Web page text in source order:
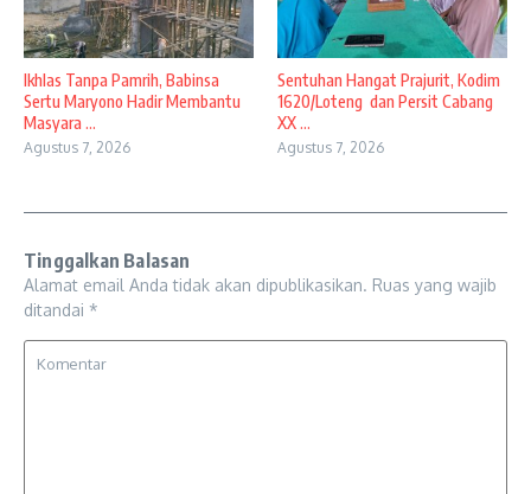
Ikhlas Tanpa Pamrih, Babinsa
Sertu Maryono Hadir Membantu
Masyara ...
Agustus 7, 2026
Sentuhan Hangat Prajurit, Kodim
1620/Loteng dan Persit Cabang
XX ...
Agustus 7, 2026
Tinggalkan Balasan
Alamat email Anda tidak akan dipublikasikan. Ruas yang wajib
ditandai *